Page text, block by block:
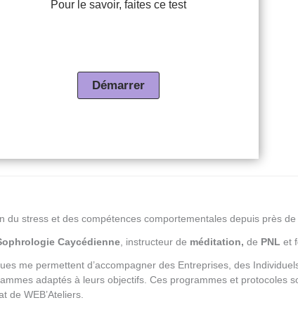
Pour le savoir, faites ce test
du stress et des compétences comportementales depuis près de
Caycédienne , instructeur de méditation, de PNL et
me permettent d’accompagner des Entreprises, des
adaptés à leurs objectifs. Ces programmes et protocoles
de WEB’Ateliers.